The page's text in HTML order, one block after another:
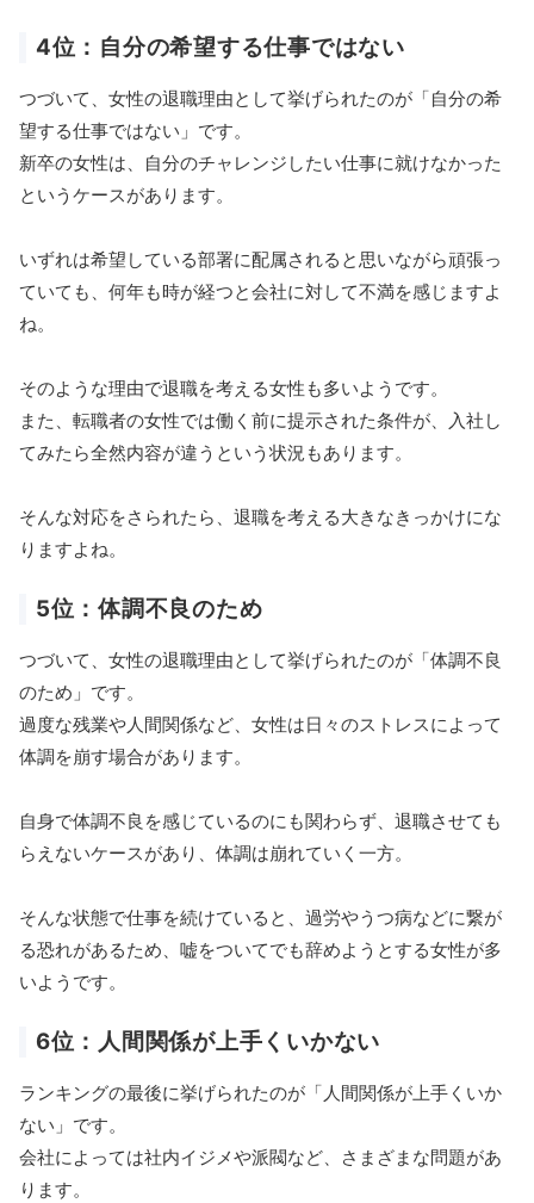
4位：自分の希望する仕事ではない
つづいて、女性の退職理由として挙げられたのが「自分の希
望する仕事ではない」です。
新卒の女性は、自分のチャレンジしたい仕事に就けなかった
というケースがあります。
いずれは希望している部署に配属されると思いながら頑張っ
ていても、何年も時が経つと会社に対して不満を感じますよ
ね。
そのような理由で退職を考える女性も多いようです。
また、転職者の女性では働く前に提示された条件が、入社し
てみたら全然内容が違うという状況もあります。
そんな対応をさられたら、退職を考える大きなきっかけにな
りますよね。
5位：体調不良のため
つづいて、女性の退職理由として挙げられたのが「体調不良
のため」です。
過度な残業や人間関係など、女性は日々のストレスによって
体調を崩す場合があります。
自身で体調不良を感じているのにも関わらず、退職させても
らえないケースがあり、体調は崩れていく一方。
そんな状態で仕事を続けていると、過労やうつ病などに繋が
る恐れがあるため、嘘をついてでも辞めようとする女性が多
いようです。
6位：人間関係が上手くいかない
ランキングの最後に挙げられたのが「人間関係が上手くいか
ない」です。
会社によっては社内イジメや派閥など、さまざまな問題があ
ります。